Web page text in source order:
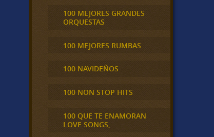
100 MEJORES GRANDES
ORQUESTAS
100 MEJORES RUMBAS
100 NAVIDEÑOS
100 NON STOP HITS
100 QUE TE ENAMORAN
LOVE SONGS,